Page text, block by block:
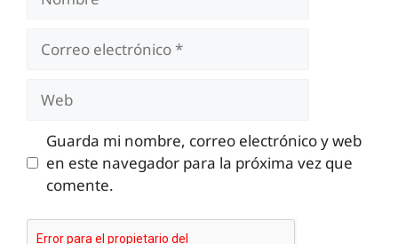
Correo
electrónico
Guarda mi nombre, correo electrónico y web
en este navegador para la próxima vez que
comente.